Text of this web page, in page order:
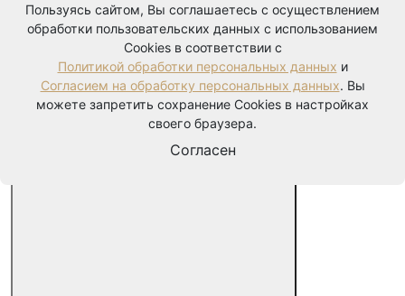
Пользуясь сайтом, Вы соглашаетесь с осуществлением
обработки пользовательских данных с использованием
Cookies в соответствии с
Политикой обработки персональных данных и
Согласием на обработку персональных данных. Вы
можете запретить сохранение Cookies в настройках
своего браузера.
Согласен